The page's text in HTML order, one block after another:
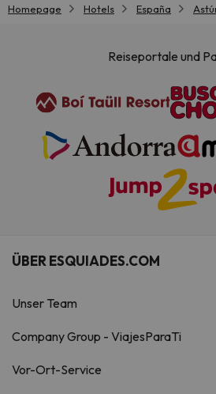
Homepage Hotels España
Reiseportale und
ÜBER ESQUIADES.COM
Unser Team
Company Group - ViajesParaTi
Vor-Ort-Service